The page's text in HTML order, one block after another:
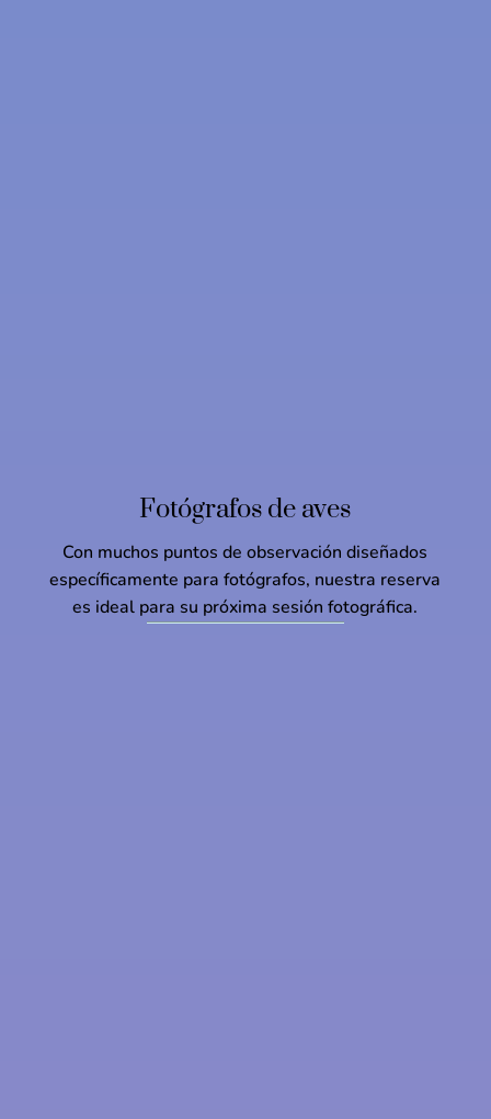
Fotógrafos de aves
Con muchos puntos de observación diseñados
específicamente para fotógrafos, nuestra reserva
es ideal para su próxima sesión fotográfica.